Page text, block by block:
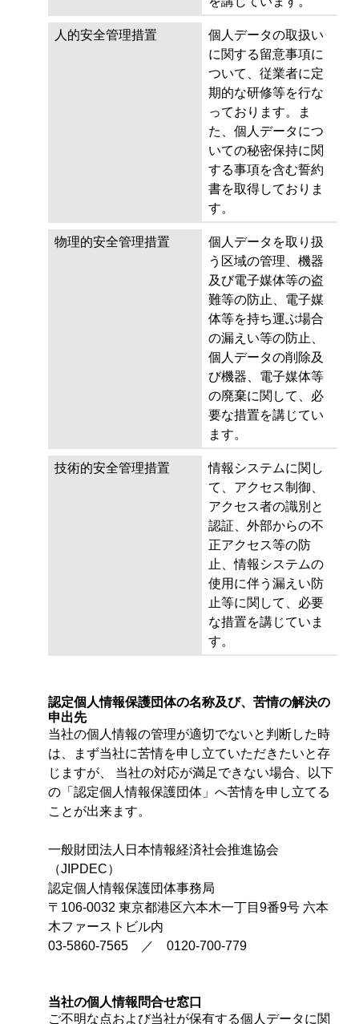
人的安全管理措置
個人データの取扱い
に関する留意事項に
ついて、従業者に定
期的な研修等を行な
っております。ま
た、個人データにつ
いての秘密保持に関
する事項を含む誓約
書を取得しておりま
す。
物理的安全管理措置
個人データを取り扱
う区域の管理、機器
及び電子媒体等の盗
難等の防止、電子媒
体等を持ち運ぶ場合
の漏えい等の防止、
個人データの削除及
び機器、電子媒体等
の廃棄に関して、必
要な措置を講じてい
ます。
技術的安全管理措置
情報システムに関し
て、アクセス制御、
アクセス者の識別と
認証、外部からの不
正アクセス等の防
止、情報システムの
使用に伴う漏えい防
止等に関して、必要
な措置を講じていま
す。
認定個人情報保護団体の名称及び、苦情の解決の
申出先
当社の個人情報の管理が適切でないと判断した時
は、まず当社に苦情を申し立ていただきたいと存
じますが、 当社の対応が満足できない場合、以下
の「認定個人情報保護団体」へ苦情を申し立てる
ことが出来ます。
一般財団法人日本情報経済社会推進協会
（JIPDEC）
認定個人情報保護団体事務局
〒106-0032 東京都港区六本木一丁目9番9号 六本
木ファーストビル内
03-5860-7565 ／ 0120-700-779
当社の個人情報問合せ窓口
ご不明な点および当社が保有する個人データに関